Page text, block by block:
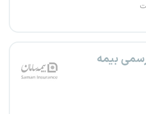
بیمه